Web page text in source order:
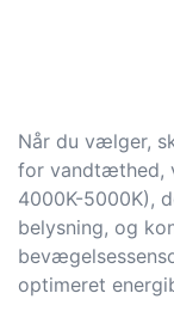
Når du vælger,
for vandtæthed,
4000K-5000K),
belysning, og
optimeret